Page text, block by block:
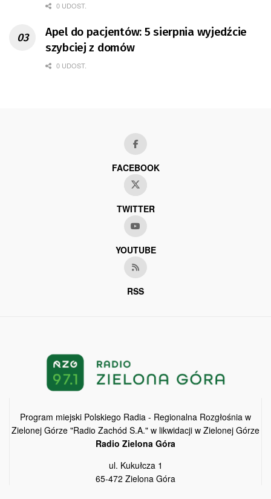
0 UDOST.
Apel do pacjentów: 5 sierpnia wyjedźcie
szybciej z domów
0 UDOST.
FACEBOOK
TWITTER
YOUTUBE
RSS
Program miejski Polskiego Radia - Regionalna Rozgłośnia w
Zielonej Górze "Radio Zachód S.A." w likwidacji w Zielonej Górze
Radio Zielona Góra
ul. Kukułcza 1
65-472 Zielona Góra